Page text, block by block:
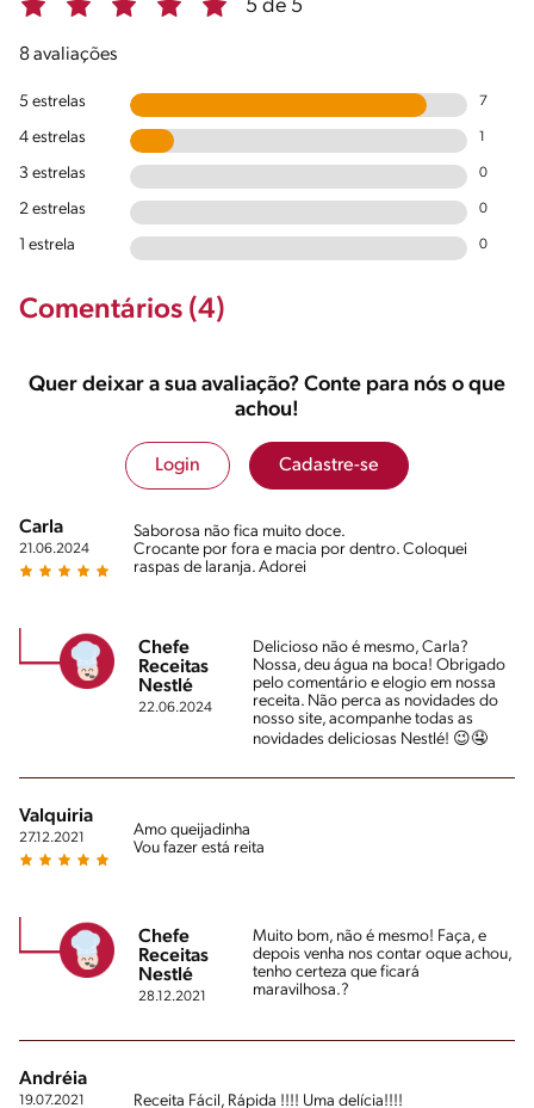
5 de 5
8 avaliações
5 estrelas 7
4 estrelas
3 estrelas 0
2 estrelas 0
1 estrela 0
Comentários (4)
Quer deixar a sua avaliação? Conte para nós o que
achou!
Login Cadastre-se
Carla
21.06.2024
Saborosa não fica muito doce.
Crocante por fora e macia por dentro. Coloquei
raspas de laranja. Adorei
Chefe
Receitas
Nestlé
22.06.2024
Delicioso não é mesmo, Carla?
Nossa, deu água na boca! Obrigado
pelo comentário e elogio em nossa
receita. Não perca as novidades do
nosso site, acompanhe todas as
novidades deliciosas Nestlé! 😉🤤
Valquiria
27.12.2021
Amo queijadinha
Vou fazer está reita
Chefe
Receitas
Nestlé
28.12.2021
Muito bom, não é mesmo! Faça, e
depois venha nos contar oque achou,
tenho certeza que ficará
maravilhosa.?
Andréia
19.07.2021 Receita Fácil, Rápida !!!! Uma delícia!!!!